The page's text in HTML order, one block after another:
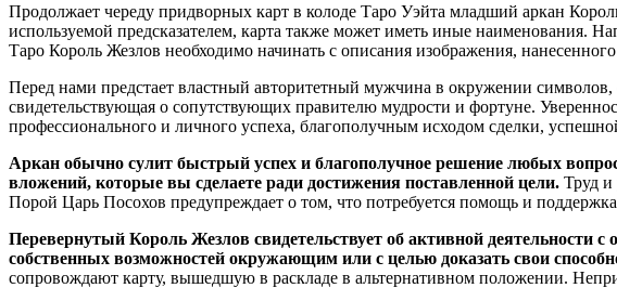
Продолжает череду придворных карт в колоде Таро Уэйта младший аркан
используемой предсказателем, карта также может иметь иные наименования.
Таро Король Жезлов необходимо начинать с описания изображения,
Перед нами предстает властный авторитетный мужчина в окружении
свидетельствующая о сопутствующих правителю мудрости и фортуне.
профессионального и личного успеха, благополучным исходом сделки,
Аркан обычно сулит быстрый успех и благополучное решение любых
вложений, которые вы сделаете ради достижения поставленной цели. Труд и
Порой Царь Посохов предупреждает о том, что потребуется помощь и
Перевернутый Король Жезлов свидетельствует об активной деятельности
собственных возможностей окружающим или с целью доказать свои
сопровождают карту, вышедшую в раскладе в альтернативном положении.